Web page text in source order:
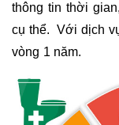
thông tin thời
cụ thể.  Với dịch
vòng 1 năm.